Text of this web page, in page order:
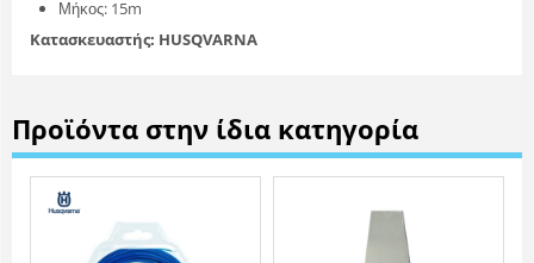
Μήκος: 15m
Κατασκευαστής: HUSQVARNA
Προϊόντα στην ίδια κατηγορία